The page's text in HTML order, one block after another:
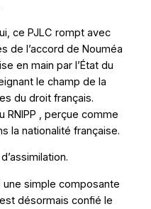
ce PJLC rompt avec
de l’accord de Nouméa
en main par l’État du
le champ de la
du droit français.
RNIPP , perçue comme
la nationalité française.
simple composante
désormais confié le